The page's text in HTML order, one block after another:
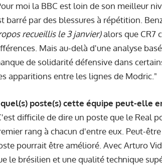
moi la BBC est loin de son meilleur
barré par des blessures à répétition.
recueillis le 3 janvier)alors que CR7
Mais au-delà d'une analyse
de solidarité défensive dans
apparitions entre les lignes de Modric."
poste(s) cette équipe peut-elle
difficile de dire un poste que le Real
rang à chacun d'entre eux. Peut-
pourrait être amélioré. Avec Arturo
le brésilien et une qualité technique